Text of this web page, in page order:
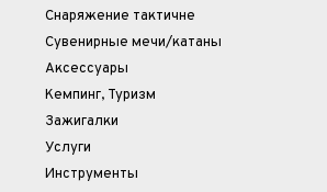
Снаряжение тактичне
Сувенирные мечи/катаны
Аксессуары
Кемпинг, Туризм
Зажигалки
Услуги
Инструменты